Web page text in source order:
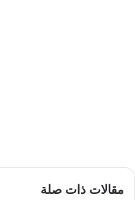
مقالات ذات صلة